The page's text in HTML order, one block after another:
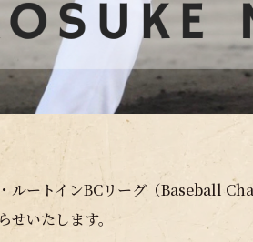
ルートインBCリーグ（Baseball
いたします。